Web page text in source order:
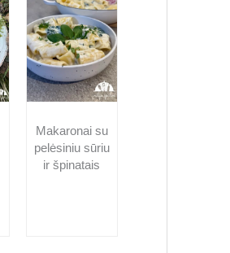
Makaronai su
pelėsiniu sūriu
ir špinatais